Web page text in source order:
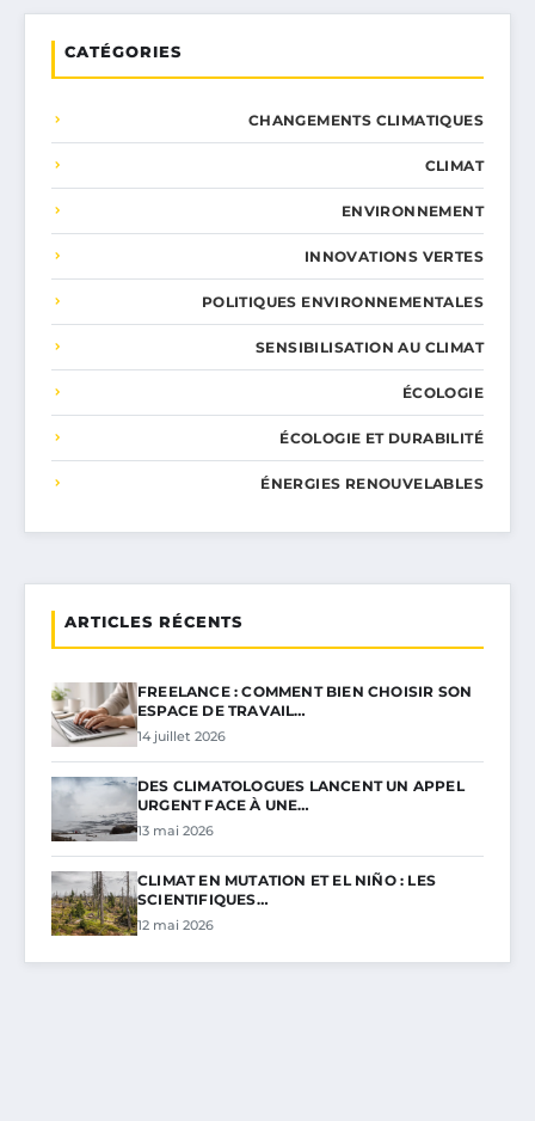
CATÉGORIES
CHANGEMENTS CLIMATIQUES
CLIMAT
ENVIRONNEMENT
INNOVATIONS VERTES
POLITIQUES ENVIRONNEMENTALES
SENSIBILISATION AU CLIMAT
ÉCOLOGIE
ÉCOLOGIE ET DURABILITÉ
ÉNERGIES RENOUVELABLES
ARTICLES RÉCENTS
FREELANCE : COMMENT BIEN CHOISIR SON
ESPACE DE TRAVAIL…
14 juillet 2026
DES CLIMATOLOGUES LANCENT UN APPEL
URGENT FACE À UNE…
13 mai 2026
CLIMAT EN MUTATION ET EL NIÑO : LES
SCIENTIFIQUES…
12 mai 2026